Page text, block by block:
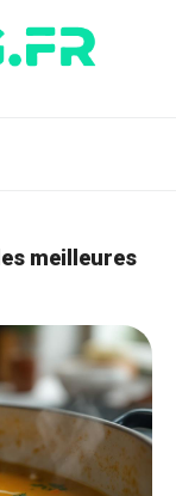
meilleures